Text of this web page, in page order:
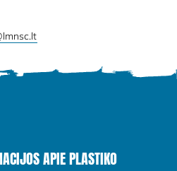
APIE PLASTIKO